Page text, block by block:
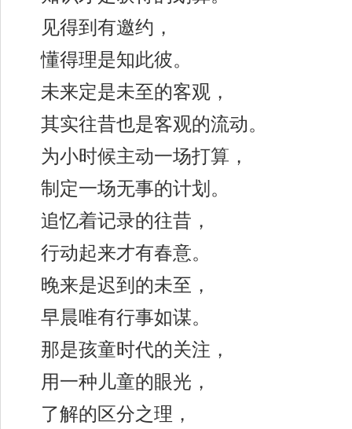
见得到有邀约，
懂得理是知此彼。
未来定是未至的客观，
其实往昔也是客观的流动。
为小时候主动一场打算，
制定一场无事的计划。
追忆着记录的往昔，
行动起来才有春意。
晚来是迟到的未至，
早晨唯有行事如谋。
那是孩童时代的关注，
用一种儿童的眼光，
了解的区分之理，